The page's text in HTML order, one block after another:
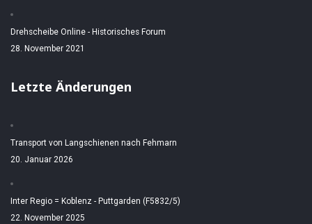
Drehscheibe Online - Historisches Forum
28. November 2021
Letzte Änderungen
Transport von Langschienen nach Fehmarn
20. Januar 2026
Inter Regio = Koblenz - Puttgarden (F5832/5)
22. November 2025